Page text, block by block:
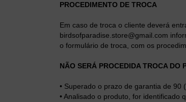
PROCEDIMENTO DE TROCA
Em caso de troca o cliente deverá
birdsofparadise.store@gmail.com
o formulário de troca, com os
NÃO SERÁ PROCEDIDA TROCA DO
• Superado o prazo de garantia de 90
• Analisado o produto, for identificado